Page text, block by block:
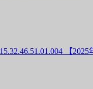
【2025年新